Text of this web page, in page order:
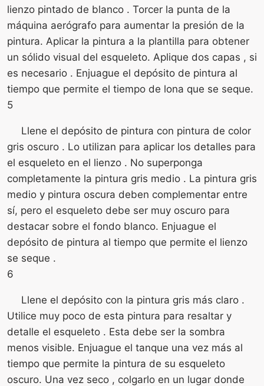
lienzo pintado de blanco . Torcer la punta de la
máquina aerógrafo para aumentar la presión de la
pintura. Aplicar la pintura a la plantilla para obtener
un sólido visual del esqueleto. Aplique dos capas , si
es necesario . Enjuague el depósito de pintura al
tiempo que permite el tiempo de lona que se seque.
5
Llene el depósito de pintura con pintura de color
gris oscuro . Lo utilizan para aplicar los detalles para
el esqueleto en el lienzo . No superponga
completamente la pintura gris medio . La pintura gris
medio y pintura oscura deben complementar entre
sí, pero el esqueleto debe ser muy oscuro para
destacar sobre el fondo blanco. Enjuague el
depósito de pintura al tiempo que permite el lienzo
se seque .
6
Llene el depósito con la pintura gris más claro .
Utilice muy poco de esta pintura para resaltar y
detalle el esqueleto . Esta debe ser la sombra
menos visible. Enjuague el tanque una vez más al
tiempo que permite la pintura de su esqueleto
oscuro. Una vez seco , colgarlo en un lugar donde